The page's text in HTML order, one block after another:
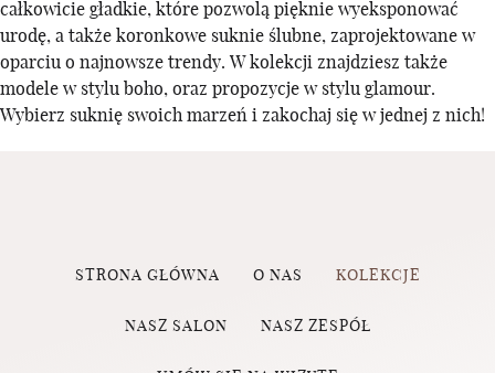
całkowicie gładkie, które pozwolą pięknie wyeksponować
urodę, a także koronkowe suknie ślubne, zaprojektowane w
oparciu o najnowsze trendy. W kolekcji znajdziesz także
modele w stylu boho, oraz propozycje w stylu glamour.
Wybierz suknię swoich marzeń i zakochaj się w jednej z nich!
STRONA GŁÓWNA O NAS KOLEKCJE
NASZ SALON NASZ ZESPÓŁ